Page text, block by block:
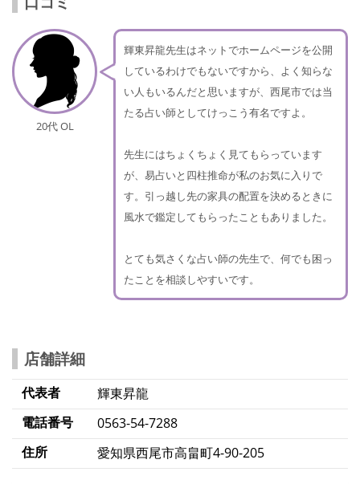
20代 OL
輝東昇龍先生はネットでホームページを公開
しているわけでもないですから、よく知らな
い人もいるんだと思いますが、西尾市では当
たる占い師としてけっこう有名ですよ。
先生にはちょくちょく見てもらっています
が、易占いと四柱推命が私のお気に入りで
す。引っ越し先の家具の配置を決めるときに
風水で鑑定してもらったこともありました。
とても気さくな占い師の先生で、何でも困っ
たことを相談しやすいです。
店舗詳細
代表者
輝東昇龍
電話番号
0563-54-7288
住所
愛知県西尾市高畠町4-90-205